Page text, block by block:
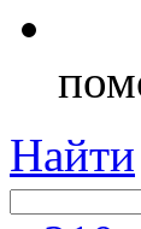
Найти